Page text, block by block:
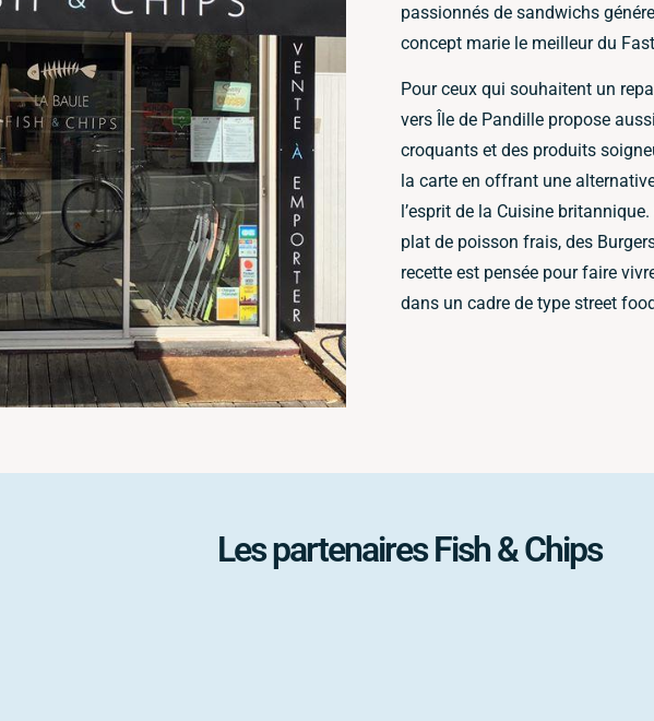
passionnés de sandwichs
concept marie le meilleur du
Pour ceux qui souhaitent un
vers Île de Pandille propose
croquants et des produits
la carte en offrant une
l’esprit de la Cuisine
plat de poisson frais, des
recette est pensée pour faire
dans un cadre de type street
Les partenaires Fish & Chips